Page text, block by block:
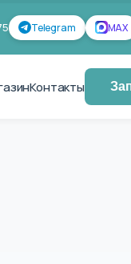
Telegram MAX
Контакты